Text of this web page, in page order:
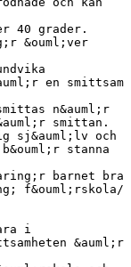
40 grader.
&ouml;ver
en smittsam
n&auml;r
smittan.
sj&auml;lv och
stanna
barnet bra
f&ouml;rskola/
i
&auml;r